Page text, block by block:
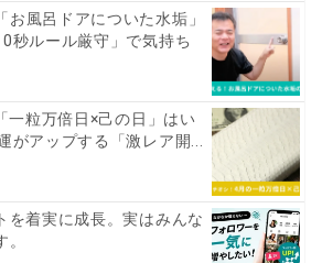
お風呂ドアについた水垢」
秒ルール厳守」で気持ち
一粒万倍日×己の日」はい
がアップする「激レア開...
を着実に成長。実はみんな